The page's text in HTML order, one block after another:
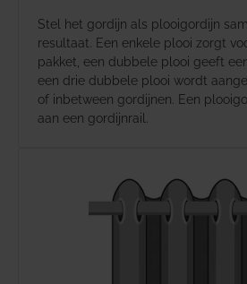
Stel het gordijn als plooigordijn
resultaat. Een enkele plooi zorgt
pakket, een dubbele plooi geeft
een drie dubbele plooi wordt
of inbetween gordijnen. Een
aan een gordijnrail.